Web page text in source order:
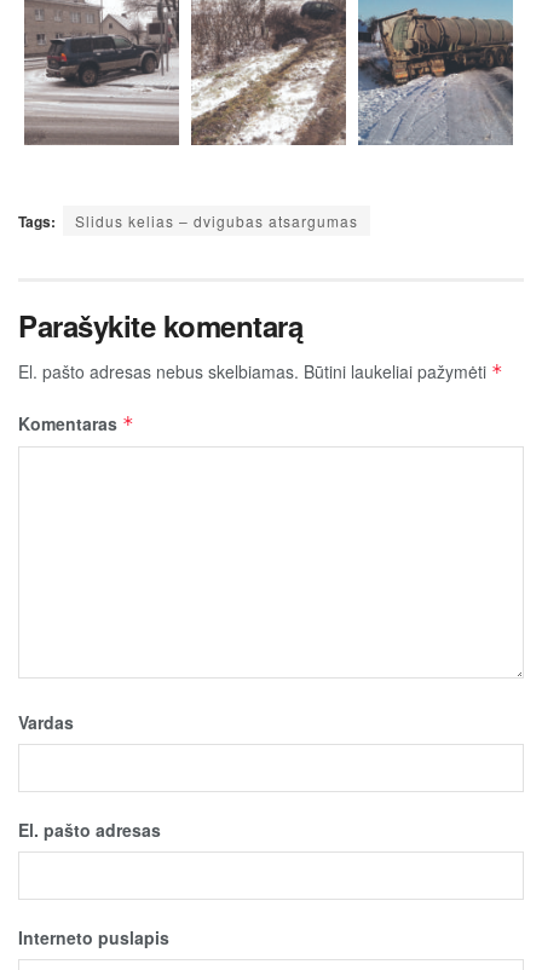
Tags: Slidus kelias – dvigubas atsargumas
Parašykite komentarą
El. pašto adresas nebus skelbiamas. Būtini laukeliai pažymėti *
Komentaras *
Vardas
El. pašto adresas
Interneto puslapis